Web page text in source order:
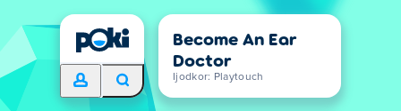
Become An Ear
Doctor
Ijodkor: Playtouch